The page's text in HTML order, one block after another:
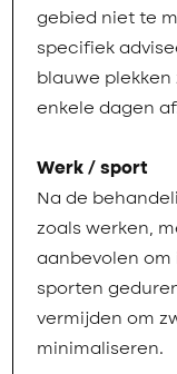
gebied niet te
specifiek
blauwe
enkele dagen
Werk / sport
Na de
zoals werken,
aanbevolen
sporten
vermijden om
minimaliseren.